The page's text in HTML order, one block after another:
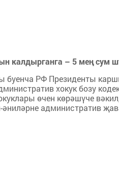
калдырганга – 5 мең сум
буенча РФ Президенты
хокук бозу
өчен көрәшүче
әниләрне административ